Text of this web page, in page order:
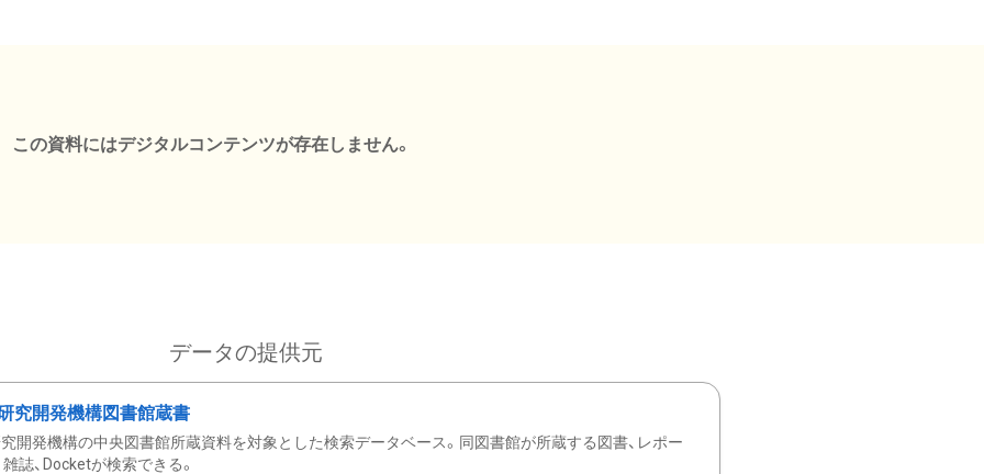
この資料にはデジタルコンテンツが存在しません。
データの提供元
究開発機構図書館蔵書
開発機構の中央図書館所蔵資料を対象とした検索データベース。同図書館が所蔵する図書、レポー
雑誌、Docketが検索できる。